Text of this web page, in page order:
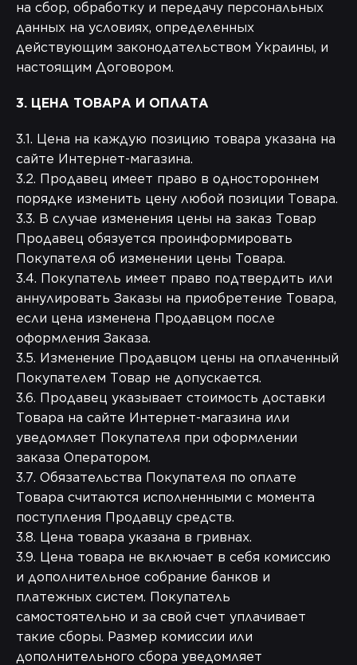
на сбор, обработку и передачу персональных
данных на условиях, определенных
действующим законодательством Украины, и
настоящим Договором.
3. ЦЕНА ТОВАРА И ОПЛАТА
3.1. Цена на каждую позицию товара указана на
сайте Интернет-магазина.
3.2. Продавец имеет право в одностороннем
порядке изменить цену любой позиции Товара.
3.3. В случае изменения цены на заказ Товар
Продавец обязуется проинформировать
Покупателя об изменении цены Товара.
3.4. Покупатель имеет право подтвердить или
аннулировать Заказы на приобретение Товара,
если цена изменена Продавцом после
оформления Заказа.
3.5. Изменение Продавцом цены на оплаченный
Покупателем Товар не допускается.
3.6. Продавец указывает стоимость доставки
Товара на сайте Интернет-магазина или
уведомляет Покупателя при оформлении
заказа Оператором.
3.7. Обязательства Покупателя по оплате
Товара считаются исполненными с момента
поступления Продавцу средств.
3.8. Цена товара указана в гривнах.
3.9. Цена товара не включает в себя комиссию
и дополнительное собрание банков и
платежных систем. Покупатель
самостоятельно и за свой счет уплачивает
такие сборы. Размер комиссии или
дополнительного сбора уведомляет